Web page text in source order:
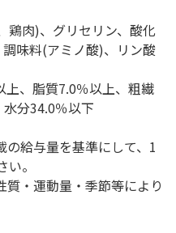
鶏肉)、グリセリン、酸化
調味料(アミノ酸)、リン酸
上、脂質7.0％以上、粗繊
分34.0％以下
の給与量を基準にして、1
。
質・運動量・季節等により